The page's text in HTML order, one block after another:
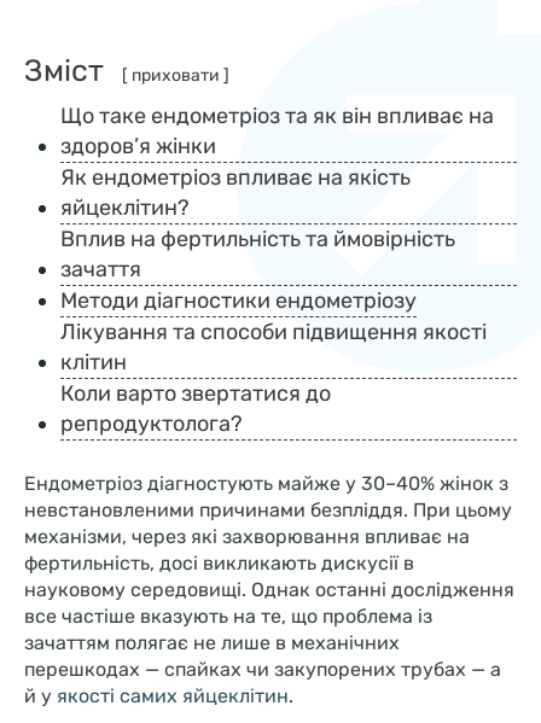
Зміст [ приховати ]
Що таке ендометріоз та як він впливає на
здоров’я жінки
Як ендометріоз впливає на якість
яйцеклітин?
Вплив на фертильність та ймовірність
зачаття
Методи діагностики ендометріозу
Лікування та способи підвищення якості
клітин
Коли варто звертатися до
репродуктолога?
Ендометріоз діагностують майже у 30–40% жінок з
невстановленими причинами безпліддя. При цьому
механізми, через які захворювання впливає на
фертильність, досі викликають дискусії в
науковому середовищі. Однак останні дослідження
все частіше вказують на те, що проблема із
зачаттям полягає не лише в механічних
перешкодах — спайках чи закупорених трубах — а
й у якості самих яйцеклітин.